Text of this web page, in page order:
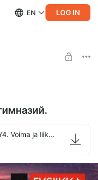
EN LOG IN
Heikki Lehto - Fysiikka. FY4. Voima ja liike. (2017).pdf